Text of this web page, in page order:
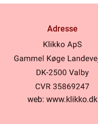
Adresse
web: www.klikko.dk